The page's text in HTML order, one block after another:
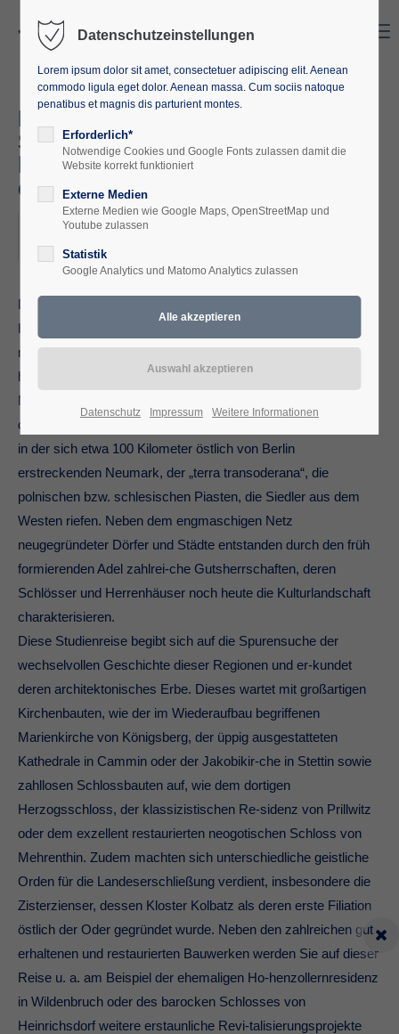
Europa der Regionen:
Studienreise durch das
historische Hinterpommern und
die Neumark 21.04 - 26.04.2024
2024-04-21
ORT: POLEN
Die sich östlich der Oder erstreckenden Regionen
Hinterpommern und die südlich angrenzende Neumark sind
mit ihrer reichen Kulturgeschichte für viele Kulturreisende
häufig noch weitgehend eine „terra incognita“. Wäh-rend es im
Norden die Herzöge des Greifengeschlechts waren, die seit
dem 12. Jahrhundert deutsche Kolo-nisten anzogen, waren es
in der sich etwa 100 Kilometer östlich von Berlin
erstreckenden Neumark, der „terra transoderana“, die
polnischen bzw. schlesischen Piasten, die Siedler aus dem
Westen riefen. Neben dem engmaschigen Netz
neugegründeter Dörfer und Städte entstanden durch den früh
formierenden Adel zahlrei-che Gutsherrschaften, deren
Schlösser und Herrenhäuser noch heute die Kulturlandschaft
charakterisieren.
Diese Studienreise begibt sich auf die Spurensuche der
wechselvollen Geschichte dieser Regionen und er-kundet
deren architektonisches Erbe. Dieses wartet mit großartigen
Kirchenbauten, wie der im Wiederaufbau begriffenen
Marienkirche von Königsberg, der üppig ausgestatteten
Kathedrale in Cammin oder der Jakobikir-che in Stettin sowie
zahllosen Schlossbauten auf, wie dem dortigen
Herzogsschloss, der klassizistischen Re-sidenz von Prillwitz
oder dem exzellent restaurierten neogotischen Schloss von
Mehrenthin. Zudem machten sich unterschiedliche geistliche
Orden für die Landeserschließung verdient, insbesondere die
Zisterzienser, dessen Kloster Kolbatz als deren erste Filiation
östlich der Oder gegründet wurde. Neben den zahlreichen gut
erhaltenen und restaurierten Bauwerken werden Sie auf dieser
Reise u. a. am Beispiel der ehemaligen Ho-henzollernresidenz
in Wildenbruch oder des barocken Schlosses von
Heinrichsdorf weitere erstaunliche Revi-talisierungsprojekte
Datenschutzeinstellungen
Lorem ipsum dolor sit amet, consectetuer adipiscing elit. Aenean
commodo ligula eget dolor. Aenean massa. Cum sociis natoque
penatibus et magnis dis parturient montes.
Erforderlich*
Notwendige Cookies und Google Fonts zulassen damit die
Website korrekt funktioniert
Externe Medien
Externe Medien wie Google Maps, OpenStreetMap und
Youtube zulassen
Statistik
Google Analytics und Matomo Analytics zulassen
Datenschutz Impressum Weitere Informationen